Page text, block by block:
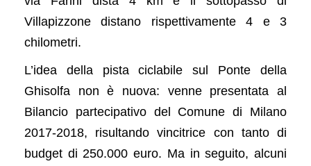
Villapizzone distano rispettivamente 4 e 3
chilometri.
L’idea della pista ciclabile sul Ponte della
Ghisolfa non è nuova: venne presentata al
Bilancio partecipativo del Comune di Milano
2017-2018, risultando vincitrice con tanto di
budget di 250.000 euro. Ma in seguito, alcuni